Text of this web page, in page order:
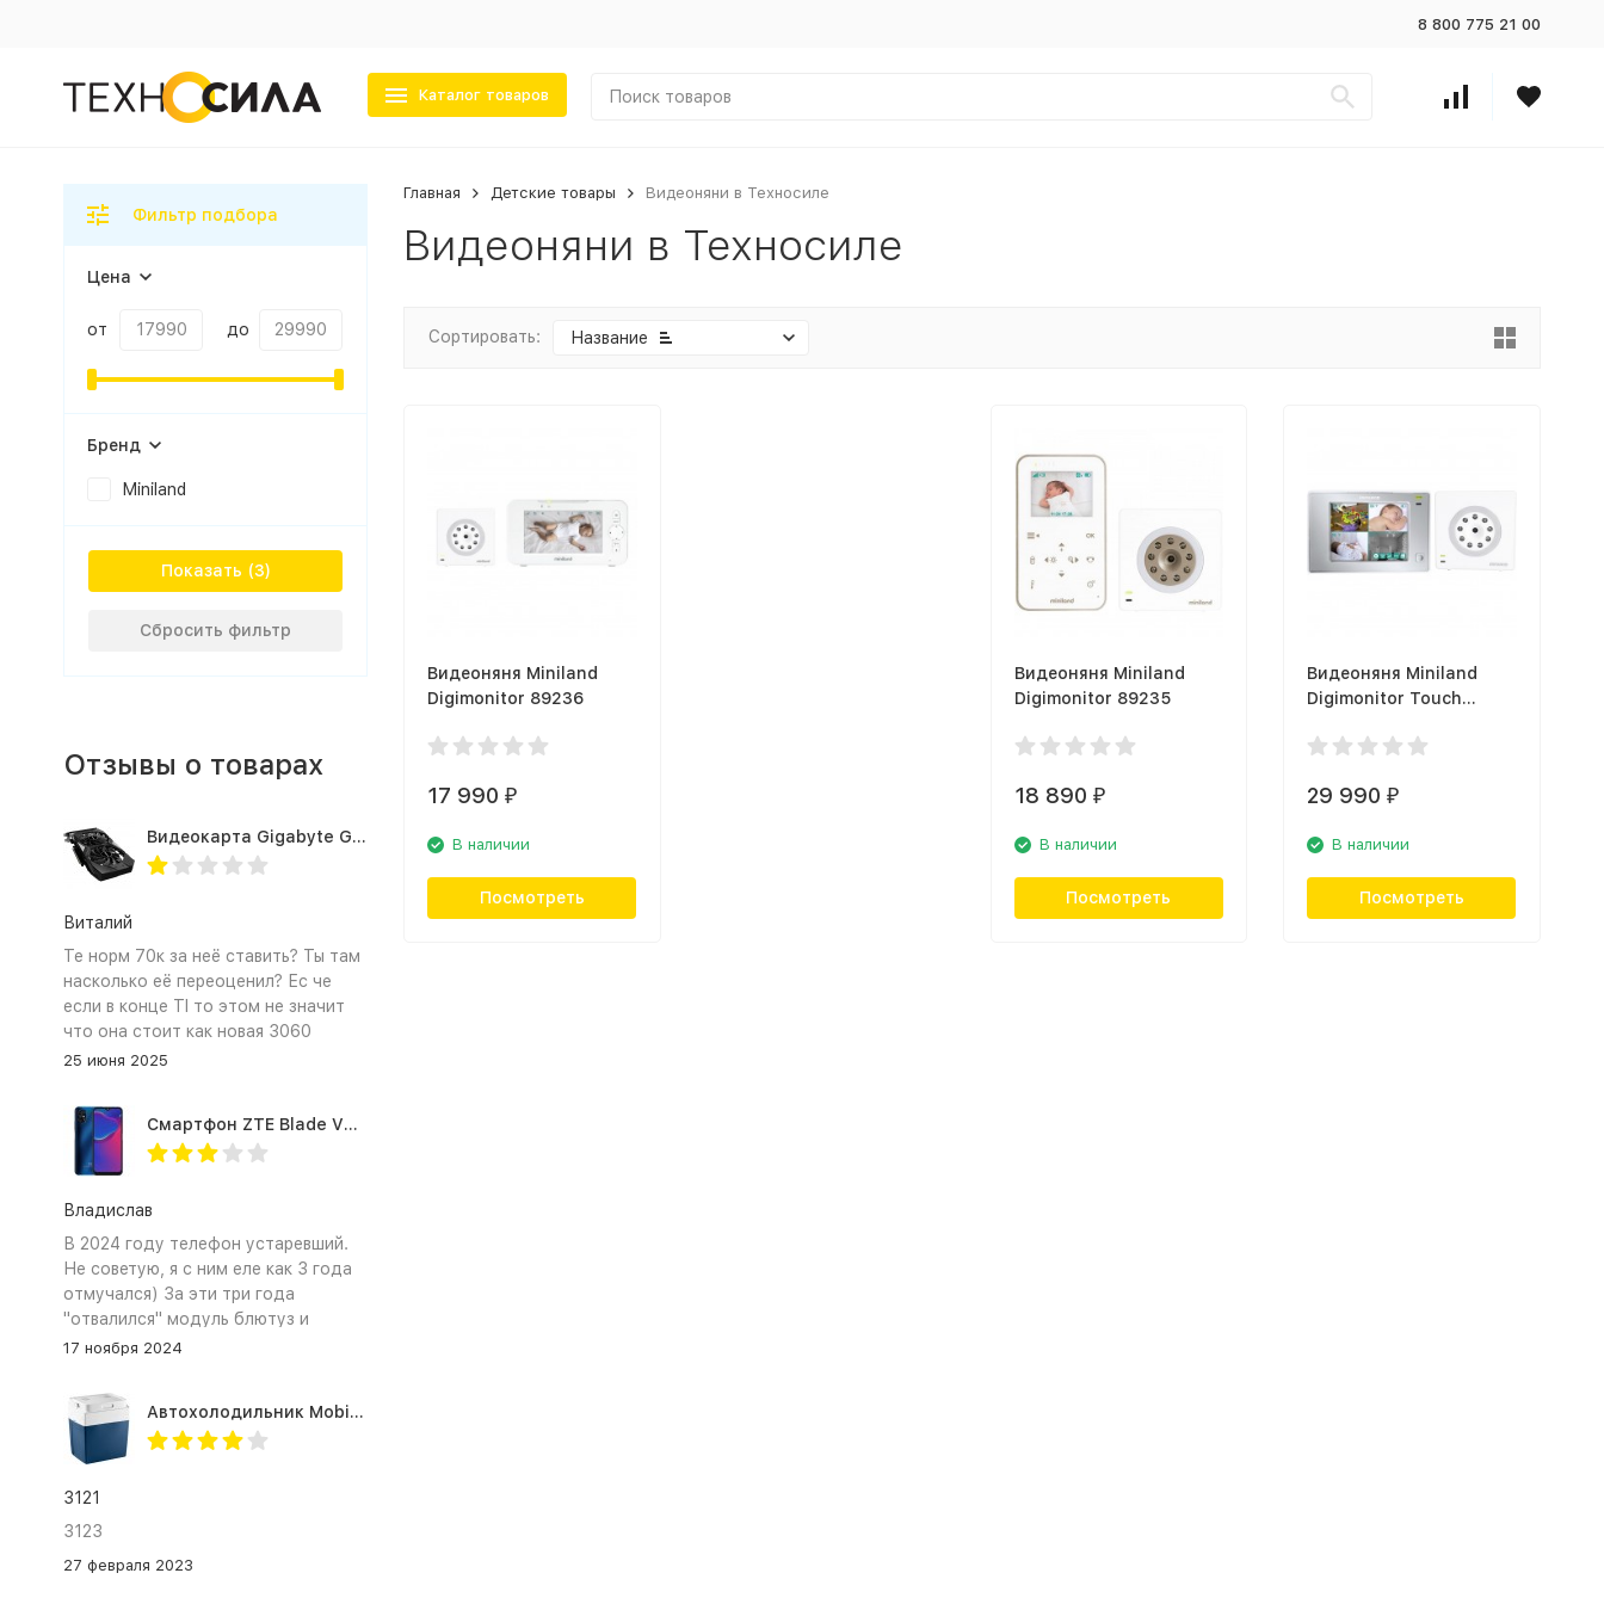
8 800 775 21 00
Каталог товаров
Главная Детские товары Видеоняни в Техносиле
Видеоняни в Техносиле
Сортировать: Название
Видеоняня Miniland
Digimonitor 89236
17 990 ₽
В наличии
Посмотреть
Видеоняня Miniland
Digimonitor 89235
18 890 ₽
В наличии
Посмотреть
Видеоняня Miniland
Digimonitor Touch
29 990₽
В наличии
Посмотреть
Фильтр подбора
Цена
от до
Бренд
Miniland
Показать
Сбросить фильтр
Отзывы о товарах
Видеокарта Gigabyte GTX1660TI 6GB (GV-N166TOC-6GD 1.0A)
Виталий
Те норм 70к за неё ставить? Ты там
насколько её переоценил? Ес че
если в конце TI то этом не значит
что она стоит как новая 3060
25 июня 2025
Смартфон ZTE Blade V2020 Smart 64 Гб синий
Владислав
В 2024 году телефон устаревший.
Не советую, я с ним еле как 3 года
отмучался) За эти три года
"отвалился" модуль блютуз и
сканер отпечатка пальца
17 ноября 2024
Автохолодильник Mobicool MV26 AC/DC
3121
3123
27 февраля 2023